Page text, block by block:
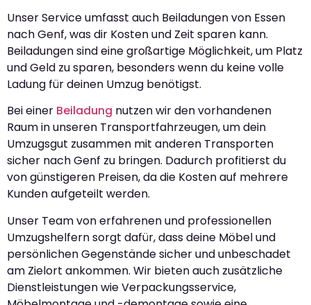
Unser Service umfasst auch Beiladungen von Essen
nach Genf, was dir Kosten und Zeit sparen kann.
Beiladungen sind eine großartige Möglichkeit, um Platz
und Geld zu sparen, besonders wenn du keine volle
Ladung für deinen Umzug benötigst.
Bei einer Beiladung nutzen wir den vorhandenen
Raum in unseren Transportfahrzeugen, um dein
Umzugsgut zusammen mit anderen Transporten
sicher nach Genf zu bringen. Dadurch profitierst du
von günstigeren Preisen, da die Kosten auf mehrere
Kunden aufgeteilt werden.
Unser Team von erfahrenen und professionellen
Umzugshelfern sorgt dafür, dass deine Möbel und
persönlichen Gegenstände sicher und unbeschadet
am Zielort ankommen. Wir bieten auch zusätzliche
Dienstleistungen wie Verpackungsservice,